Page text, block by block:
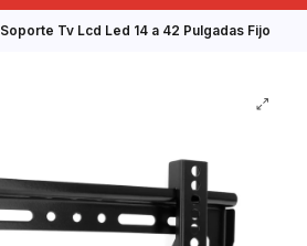
Soporte Tv Lcd Led 14 a 42 Pulgadas Fijo